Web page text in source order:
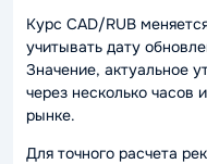
Курс CAD/RUB
учитывать дату
Значение, актуальное
через несколько часов
рынке.
Для точного расчета